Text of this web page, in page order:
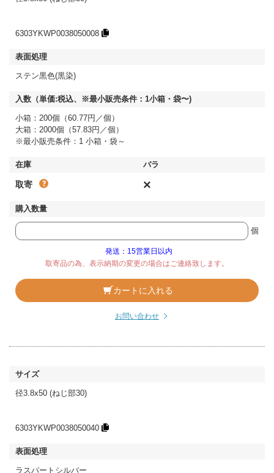
6303YKWP0038050008
ステン黒色(黒染)
小箱：200個（60.77円／個）
大箱：2000個（57.83円／個）
※最小販売条件：1 小箱・袋～
取寄 ×
個
発送：15営業日以内
取寄品の為、表示納期の変更の場合はご連絡致します。
カートに入れる
お問い合わせ
径3.8x50 (ねじ部30)
6303YKWP0038050040
ラスパートシルバー